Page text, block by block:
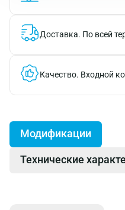
Доставка. По всей
Качество. Входной
Модификации
Технические